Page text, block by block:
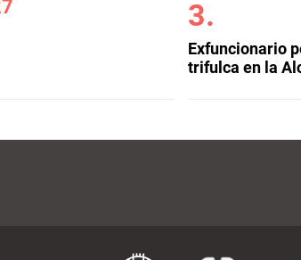
Exfuncionario
trifulca en la